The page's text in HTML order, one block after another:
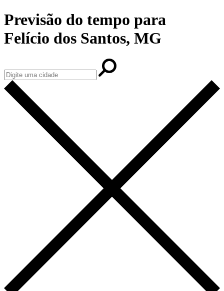
Previsão do tempo para
Felício dos Santos, MG